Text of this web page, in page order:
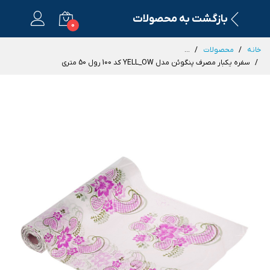
بازگشت به محصولات 0
خانه محصولات
...
سفره یکبار مصرف پنگوئن مدل YELL_OW کد 100 رول 50 متری